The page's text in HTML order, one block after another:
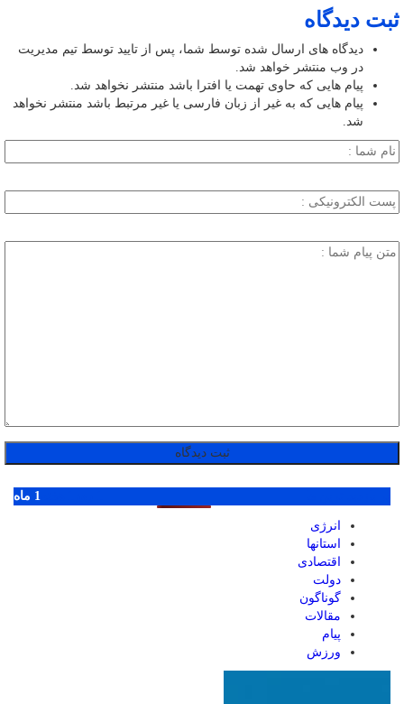
ثبت دیدگاه
دیدگاه های ارسال شده توسط شما، پس از تایید توسط تیم مدیریت
در وب منتشر خواهد شد.
پیام هایی که حاوی تهمت یا افترا باشد منتشر نخواهد شد.
پیام هایی که به غیر از زبان فارسی یا غیر مرتبط باشد منتشر نخواهد
شد.
1 ماه
انرژی
استانها
اقتصادی
دولت
گوناگون
مقالات
پیام
ورزش